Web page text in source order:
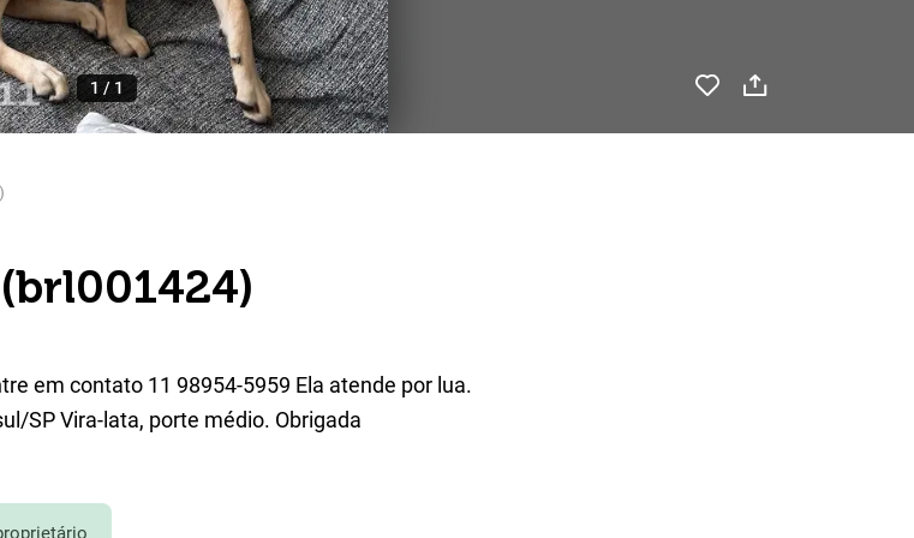
1 / 1
em contato 11 98954-5959 Ela atende por lua.
SP Vira-lata, porte médio. Obrigada